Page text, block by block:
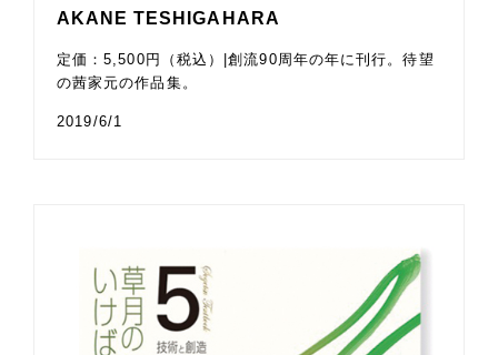
AKANE TESHIGAHARA
定価：5,500円（税込）|創流90周年の年に刊行。待望
の茜家元の作品集。
2019/6/1